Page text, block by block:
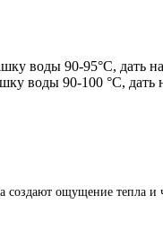
воды 90-95°C, дать
воды 90-100 °C, дать
ощущение тепла